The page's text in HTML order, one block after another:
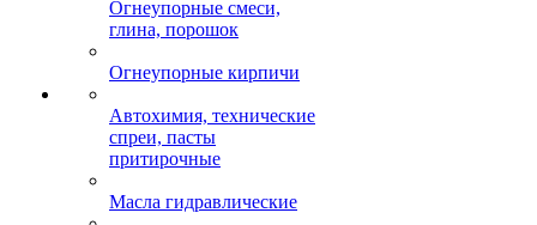
Огнеупорные смеси,
глина, порошок
Огнеупорные кирпичи
Автохимия, технические
спреи, пасты
притирочные
Масла гидравлические